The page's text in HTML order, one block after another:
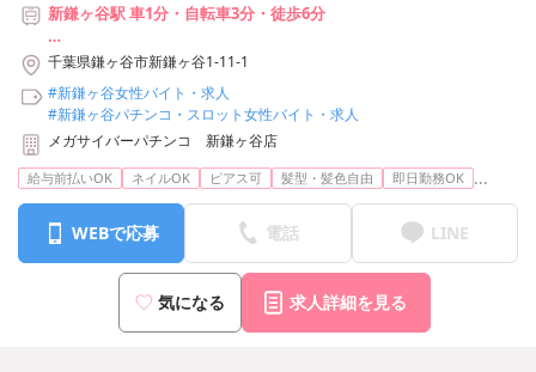
新鎌ヶ谷駅 車1分・自転車3分・徒歩6分
【利用可能な路線】
・京成成田空港線 新鎌ヶ谷駅
・北総鉄道 新鎌ヶ谷駅
・東武野田線 新鎌ヶ谷駅
※駐輪場あり
※バイク中型以上もOK
千葉県鎌ヶ谷市新鎌ヶ谷1-11-1
#新鎌ヶ谷女性バイト・求人
#新鎌ヶ谷パチンコ・スロット女性バイト・求人
メガサイバーパチンコ 新鎌ヶ谷店
給与前払いOK ネイルOK ピアス可 髪型・髪色自由 即日勤務OK ...
WEBで応募 電話 LINE
気になる 求人詳細を見る